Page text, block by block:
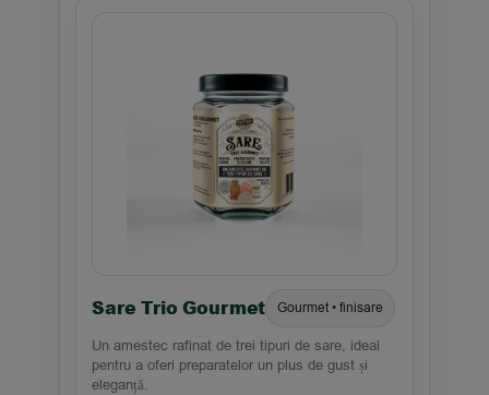
Sare Trio Gourmet Gourmet • finisare
Un amestec rafinat de trei tipuri de sare, ideal
pentru a oferi preparatelor un plus de gust și
eleganță.